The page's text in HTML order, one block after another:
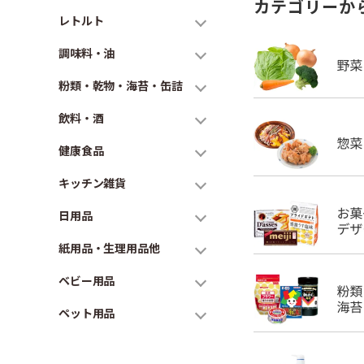
レトルト
調味料・油
粉類・乾物・海苔・缶詰
飲料・酒
健康食品
キッチン雑貨
日用品
紙用品・生理用品他
ベビー用品
ペット用品
カテゴリーか